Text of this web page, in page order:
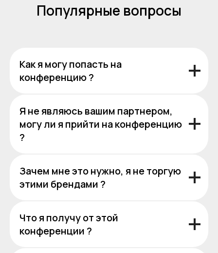
Популярные вопросы
Как я могу попасть на
конференцию ?
Я не являюсь вашим партнером,
могу ли я прийти на конференцию
?
Зачем мне это нужно, я не торгую
этими брендами ?
Что я получу от этой
конференции ?